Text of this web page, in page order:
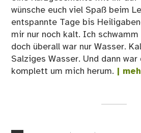
wünsche euch viel Spaß beim
entspannte Tage bis
mir nur noch kalt. Ich schwamm
doch überall war nur Wasser.
Salziges Wasser. Und dann war
komplett um mich herum. |